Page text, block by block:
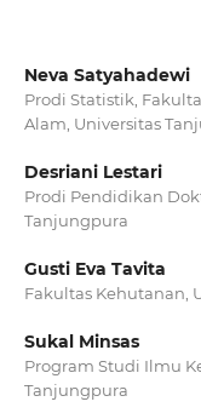
Neva Satyahadewi
Prodi Statistik,
Alam, Universitas
Desriani Lestari
Prodi Pendidikan
Tanjungpura
Gusti Eva Tavita
Fakultas Kehutanan,
Sukal Minsas
Program Studi Ilmu
Tanjungpura